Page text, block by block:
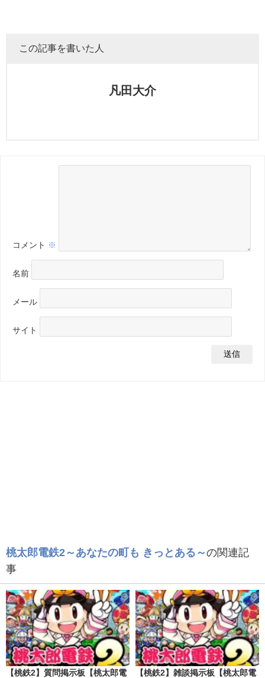
この記事を書いた人
凡田大介
コメント ※
名前
メール
サイト
桃太郎電鉄2～あなたの町も きっとある～の関連記
事
【桃鉄2】質問掲示板【桃太郎電
【桃鉄2】雑談掲示板【桃太郎電